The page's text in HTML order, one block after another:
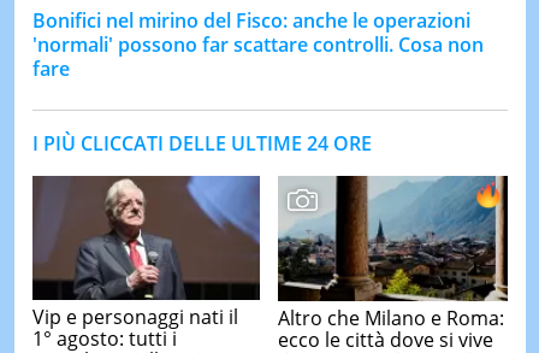
Bonifici nel mirino del Fisco: anche le operazioni
'normali' possono far scattare controlli. Cosa non
fare
I PIÙ CLICCATI DELLE ULTIME 24 ORE
Vip e personaggi nati il
1° agosto: tutti i
Altro che Milano e Roma:
ecco le città dove si vive